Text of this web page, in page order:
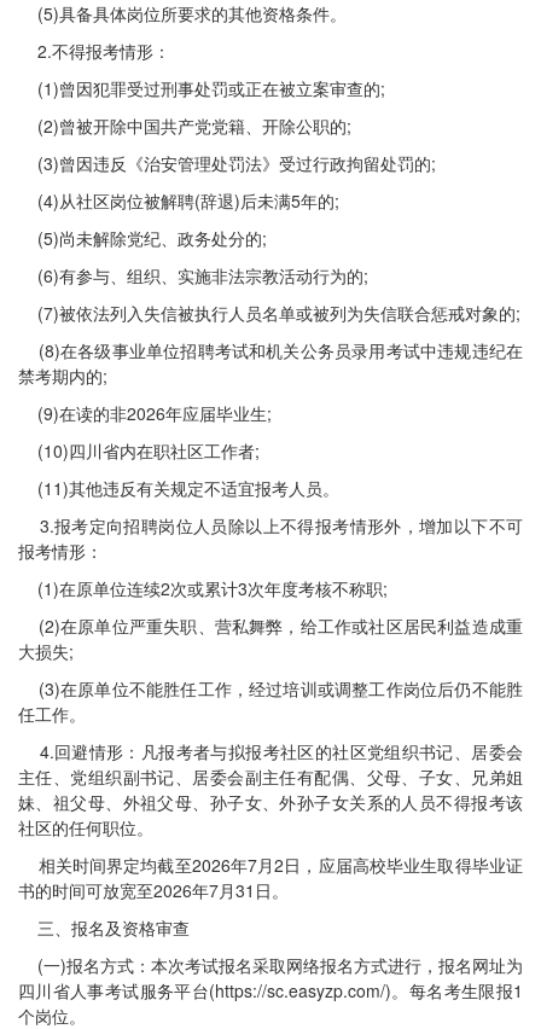
(5)具备具体岗位所要求的其他资格条件。
2.不得报考情形：
(1)曾因犯罪受过刑事处罚或正在被立案审查的;
(2)曾被开除中国共产党党籍、开除公职的;
(3)曾因违反《治安管理处罚法》受过行政拘留处罚的;
(4)从社区岗位被解聘(辞退)后未满5年的;
(5)尚未解除党纪、政务处分的;
(6)有参与、组织、实施非法宗教活动行为的;
(7)被依法列入失信被执行人员名单或被列为失信联合惩戒对象的;
(8)在各级事业单位招聘考试和机关公务员录用考试中违规违纪在
禁考期内的;
(9)在读的非2026年应届毕业生;
(10)四川省内在职社区工作者;
(11)其他违反有关规定不适宜报考人员。
3.报考定向招聘岗位人员除以上不得报考情形外，增加以下不可
报考情形：
(1)在原单位连续2次或累计3次年度考核不称职;
(2)在原单位严重失职、营私舞弊，给工作或社区居民利益造成重
大损失;
(3)在原单位不能胜任工作，经过培训或调整工作岗位后仍不能胜
任工作。
4.回避情形：凡报考者与拟报考社区的社区党组织书记、居委会
主任、党组织副书记、居委会副主任有配偶、父母、子女、兄弟姐
妹、祖父母、外祖父母、孙子女、外孙子女关系的人员不得报考该
社区的任何职位。
相关时间界定均截至2026年7月2日，应届高校毕业生取得毕业证
书的时间可放宽至2026年7月31日。
三、报名及资格审查
(一)报名方式：本次考试报名采取网络报名方式进行，报名网址为
四川省人事考试服务平台(https://sc.easyzp.com/)。每名考生限报1
个岗位。